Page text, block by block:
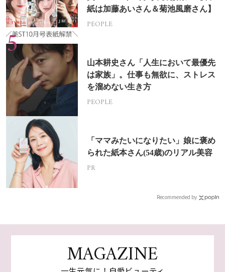
紙は加藤あいさん＆菊池風磨さん】
PEOPLE
山本耕史さん「人生において最優先
は家族」。仕事も無欲に、ストレス
を溜めない生き方
PEOPLE
「ママみたいになりたい」娘に褒め
られた紙本さん(54歳)のリアル美容
PR
Recommended by
MAGAZINE